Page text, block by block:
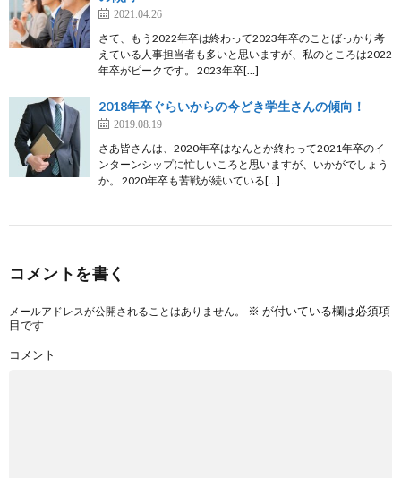
2021.04.26
さて、もう2022年卒は終わって2023年卒のことばっかり考
えている人事担当者も多いと思いますが、私のところは2022
年卒がピークです。 2023年卒[…]
2018年卒ぐらいからの今どき学生さんの傾向！
2019.08.19
さあ皆さんは、2020年卒はなんとか終わって2021年卒のイ
ンターンシップに忙しいころと思いますが、いかがでしょう
か。 2020年卒も苦戦が続いている[…]
コメントを書く
メールアドレスが公開されることはありません。 ※ が付いている欄は必須項
目です
コメント